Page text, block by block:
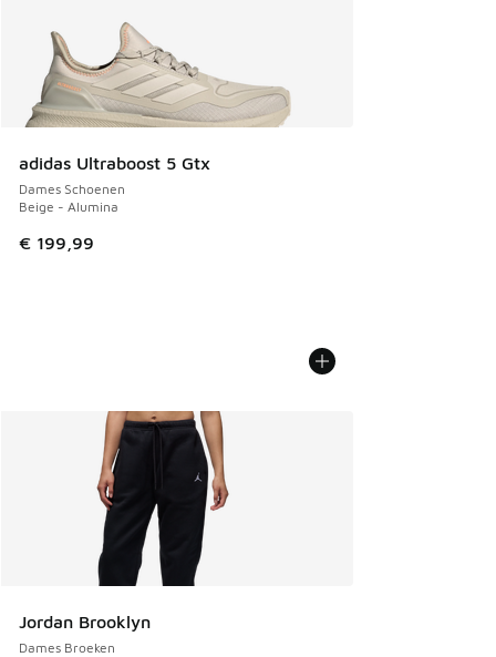
adidas Ultraboost 5 Gtx
Dames Schoenen
Beige - Alumina
€ 199,99
Jordan Brooklyn
Dames Broeken